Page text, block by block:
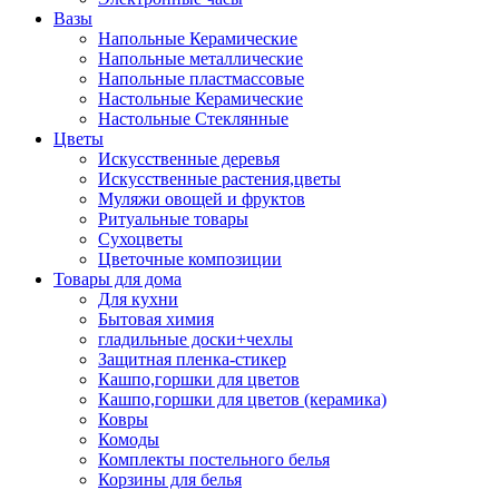
Вазы
Напольные Керамические
Напольные металлические
Напольные пластмассовые
Настольные Керамические
Настольные Стеклянные
Цветы
Искусственные деревья
Искусственные растения,цветы
Муляжи овощей и фруктов
Ритуальные товары
Сухоцветы
Цветочные композиции
Товары для дома
Для кухни
Бытовая химия
гладильные доски+чехлы
Защитная пленка-стикер
Кашпо,горшки для цветов
Кашпо,горшки для цветов (керамика)
Ковры
Комоды
Комплекты постельного белья
Корзины для белья